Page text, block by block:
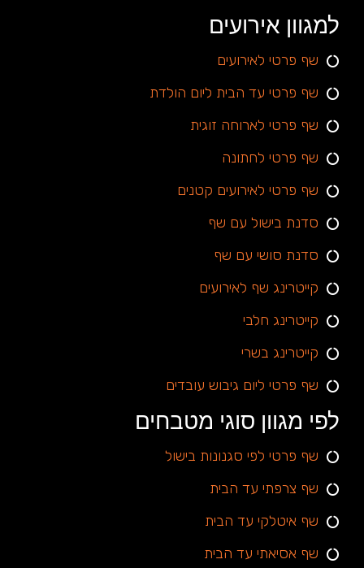
למגוון אירועים
שף פרטי לאירועים
שף פרטי עד הבית ליום הולדת
שף פרטי לארוחה זוגית
שף פרטי לחתונה
שף פרטי לאירועים קטנים
סדנת בישול עם שף
סדנת סושי עם שף
קייטרינג שף לאירועים
קייטרינג חלבי
קייטרינג בשרי
שף פרטי ליום גיבוש עובדים
לפי מגוון סוגי מטבחים
שף פרטי לפי סגנונות בישול
שף צרפתי עד הבית
שף איטלקי עד הבית
שף אסיאתי עד הבית